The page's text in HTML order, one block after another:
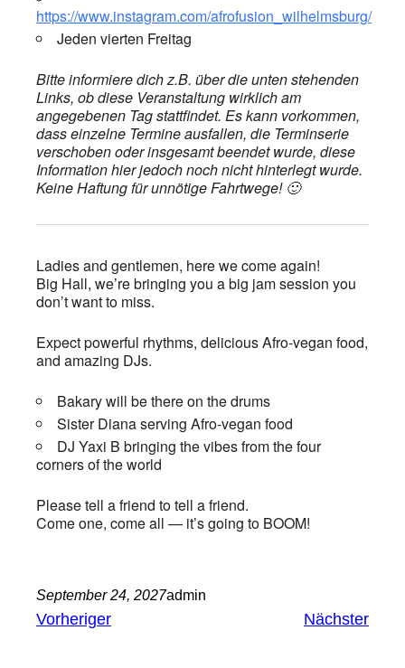
https://www.instagram.com/afrofusion_wilhelmsburg/
Jeden vierten Freitag
Bitte informiere dich z.B. über die unten stehenden
Links, ob diese Veranstaltung wirklich am
angegebenen Tag stattfindet. Es kann vorkommen,
dass einzelne Termine ausfallen, die Terminserie
verschoben oder insgesamt beendet wurde, diese
Information hier jedoch noch nicht hinterlegt wurde.
Keine Haftung für unnötige Fahrtwege! 🙂
Ladies and gentlemen, here we come again!
Big Hall, we’re bringing you a big jam session you
don’t want to miss.
Expect powerful rhythms, delicious Afro-vegan food,
and amazing DJs.
Bakary will be there on the drums
Sister Diana serving Afro-vegan food
DJ Yaxi B bringing the vibes from the four
corners of the world
Please tell a friend to tell a friend.
Come one, come all — it’s going to BOOM!
September 24, 2027admin
Vorheriger Nächster